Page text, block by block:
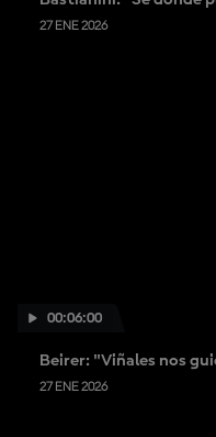
27 ENE 2026
00:06:00
Beirer: "Viñales nos
27 ENE 2026